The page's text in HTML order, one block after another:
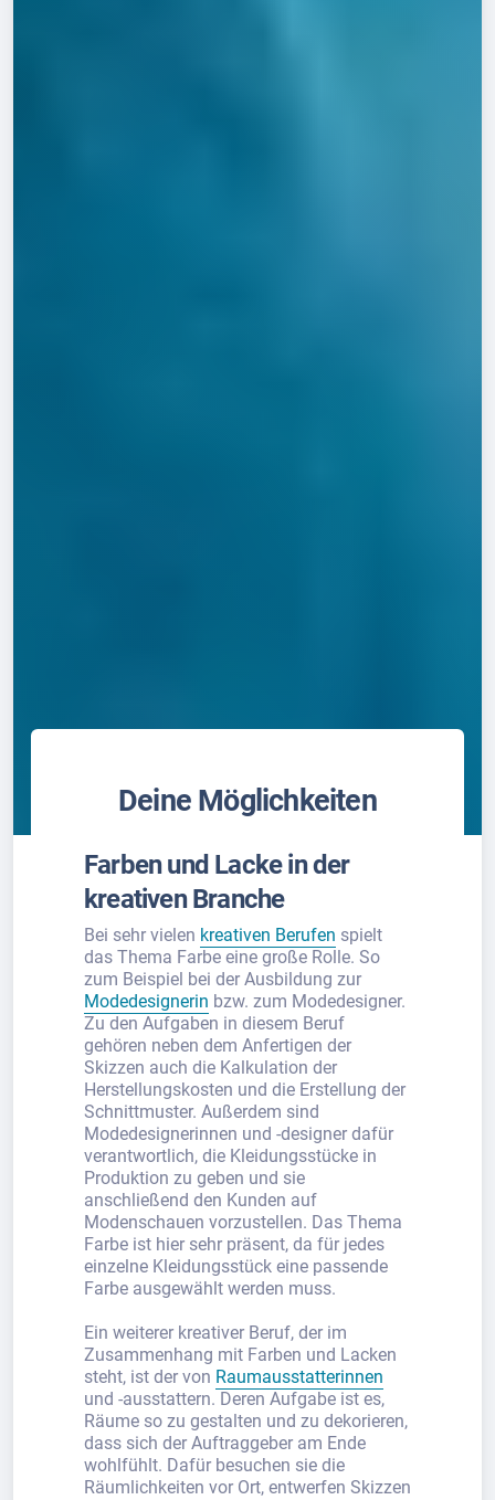
Deine Möglichkeiten
Farben und Lacke in der
kreativen Branche
Bei sehr vielen kreativen Berufen spielt
das Thema Farbe eine große Rolle. So
zum Beispiel bei der Ausbildung zur
Modedesignerin bzw. zum Modedesigner.
Zu den Aufgaben in diesem Beruf
gehören neben dem Anfertigen der
Skizzen auch die Kalkulation der
Herstellungskosten und die Erstellung der
Schnittmuster. Außerdem sind
Modedesignerinnen und -designer dafür
verantwortlich, die Kleidungsstücke in
Produktion zu geben und sie
anschließend den Kunden auf
Modenschauen vorzustellen. Das Thema
Farbe ist hier sehr präsent, da für jedes
einzelne Kleidungsstück eine passende
Farbe ausgewählt werden muss.
Ein weiterer kreativer Beruf, der im
Zusammenhang mit Farben und Lacken
steht, ist der von Raumausstatterinnen
und -ausstattern. Deren Aufgabe ist es,
Räume so zu gestalten und zu dekorieren,
dass sich der Auftraggeber am Ende
wohlfühlt. Dafür besuchen sie die
Räumlichkeiten vor Ort, entwerfen Skizzen